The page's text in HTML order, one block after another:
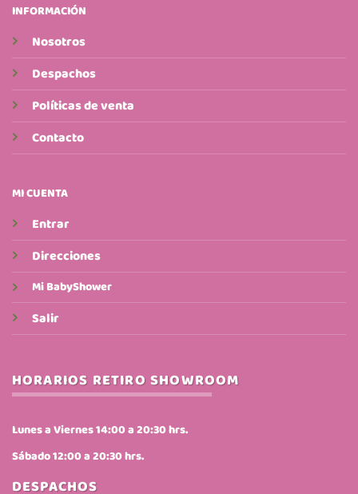
INFORMACIÓN
Nosotros
Despachos
Políticas de venta
Contacto
MI CUENTA
Entrar
Direcciones
Mi BabyShower
Salir
HORARIOS RETIRO SHOWROOM
Lunes a Viernes 14:00 a 20:30 hrs.
Sábado 12:00 a 20:30 hrs.
DESPACHOS